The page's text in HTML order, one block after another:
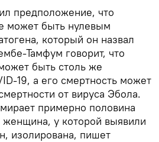
предположение, что
может быть нулевым
который он назвал
Тамфум говорит, что
быть столь же
19, а его смертность может
от вируса Эбола.
примерно половина
у которой выявили
изолирована, пишет